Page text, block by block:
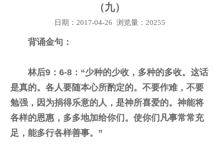
（九）
日期：2017-04-26 浏览量：20255
背诵金句：
林后9：6-8：“少种的少收，多种的多收。这话
是真的。各人要随本心所酌定的。不要作难，不要
勉强，因为捐得乐意的人，是神所喜爱的。神能将
各样的恩惠，多多地加给你们。使你们凡事常常充
足，能多行各样善事。”